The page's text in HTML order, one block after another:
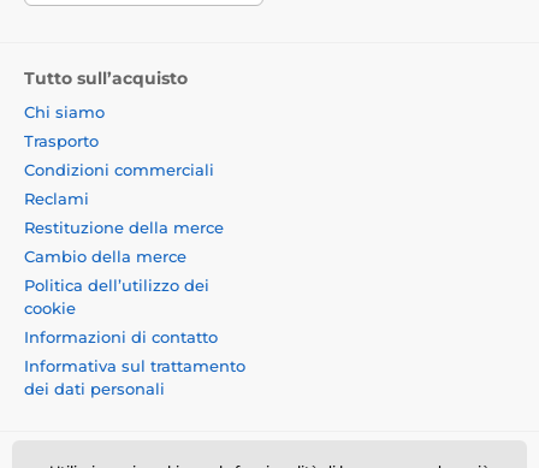
Tutto sull’acquisto
Chi siamo
Trasporto
Condizioni commerciali
Reclami
Restituzione della merce
Cambio della merce
Politica dell’utilizzo dei
cookie
Informazioni di contatto
Informativa sul trattamento
dei dati personali